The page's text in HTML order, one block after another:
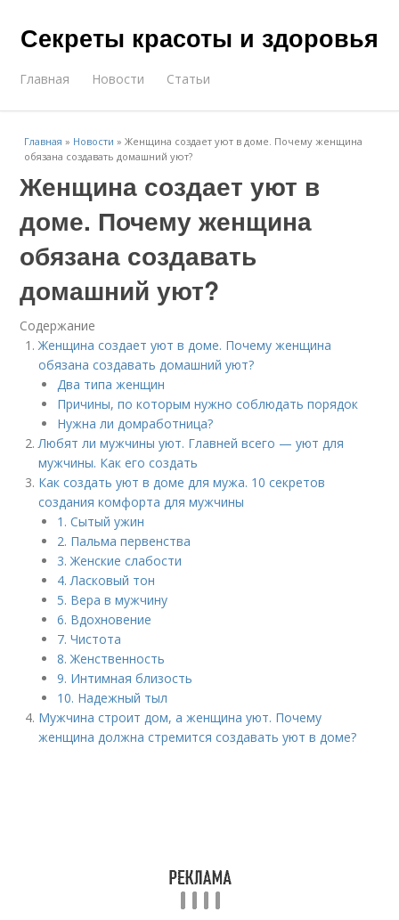
Секреты красоты и здоровья
Главная Новости Статьи
Главная » Новости »Женщина создает уют в доме. Почему женщина
обязана создавать домашний уют?
Женщина создает уют в
доме. Почему женщина
обязана создавать
домашний уют?
Содержание
Женщина создает уют в доме. Почему женщина
обязана создавать домашний уют?
Два типа женщин
Причины, по которым нужно соблюдать порядок
Нужна ли домработница?
Любят ли мужчины уют. Главней всего — уют для
мужчины. Как его создать
Как создать уют в доме для мужа. 10 секретов
создания комфорта для мужчины
1. Сытый ужин
2. Пальма первенства
3. Женские слабости
4. Ласковый тон
5. Вера в мужчину
6. Вдохновение
7. Чистота
8. Женственность
9. Интимная близость
10. Надежный тыл
Мужчина строит дом, а женщина уют. Почему
женщина должна стремится создавать уют в доме?